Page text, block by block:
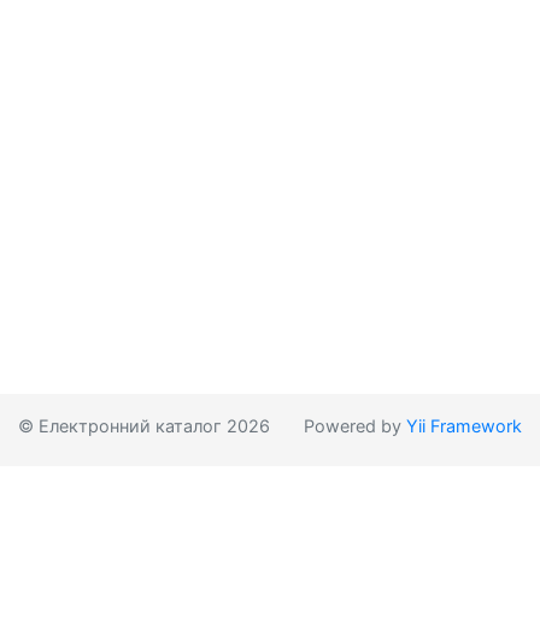
© Електронний каталог 2026 Powered by Yii Framework